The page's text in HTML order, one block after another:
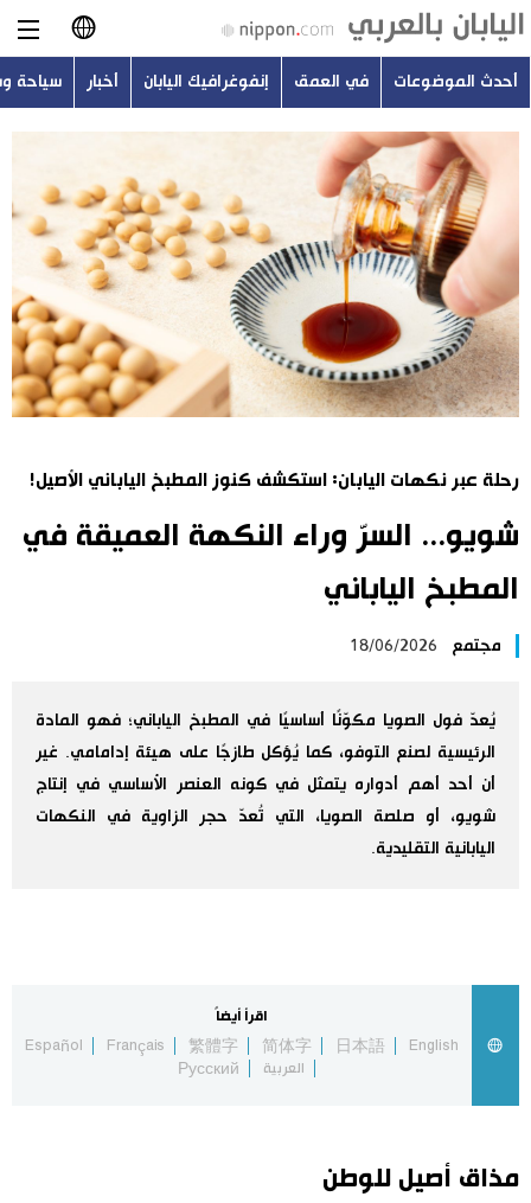
日本語
简体字
繁體字
Français
Español
أحدث الموضوعات
في العمق
إنفوغرافيك اليابان
سياحة وسفر
صور
سياسة
اقتصاد
مجتمع
الأكثر تفاعلا
هو وهي
المطبخ الياباني
أحدث الموضوعات في العمق إنفوغرافيك اليابان أخبار سياحة
رحلة عبر نكهات اليابان: استكشف كنوز المطبخ الياباني الأصيل!
شويو... السرّ وراء النكهة العميقة في
المطبخ الياباني
مجتمع 18/06/2026
يُعدّ فول الصويا مكوّنًا أساسيًا في المطبخ الياباني؛ فهو المادة
الرئيسية لصنع التوفو، كما يُؤكل طازجًا على هيئة إدامامي. غير
أن أحد أهم أدواره يتمثل في كونه العنصر الأساسي في إنتاج
شويو، أو صلصة الصويا، التي تُعدّ حجر الزاوية في النكهات
اليابانية التقليدية.
اقرأ أيضاً
English
日本語
简体字
繁體字
Français
Español
العربية
Русский
مذاق أصيل للوطن